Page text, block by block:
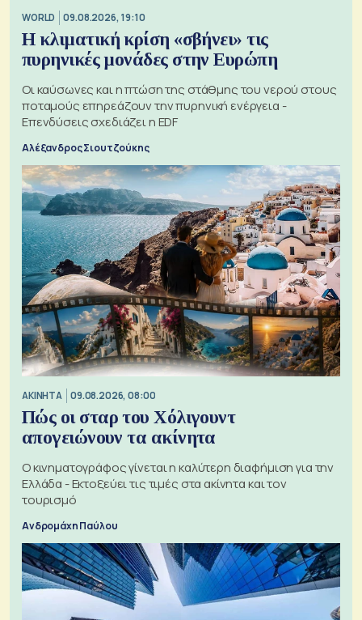
WORLD 09.08.2026, 19:10
Η κλιματική κρίση «σβήνει» τις
πυρηνικές μονάδες στην Ευρώπη
Οι καύσωνες και η πτώση της στάθμης του νερού στους
ποταμούς επηρεάζουν την πυρηνική ενέργεια -
Επενδύσεις σχεδιάζει η EDF
Αλέξανδρος Σιουτζούκης
ΑΚΙΝΗΤΑ 09.08.2026, 08:00
Πώς οι σταρ του Χόλιγουντ
απογειώνουν τα ακίνητα
Ο κινηματογράφος γίνεται η καλύτερη διαφήμιση για την
Ελλάδα - Εκτοξεύει τις τιμές στα ακίνητα και τον
τουρισμό
Ανδρομάχη Παύλου